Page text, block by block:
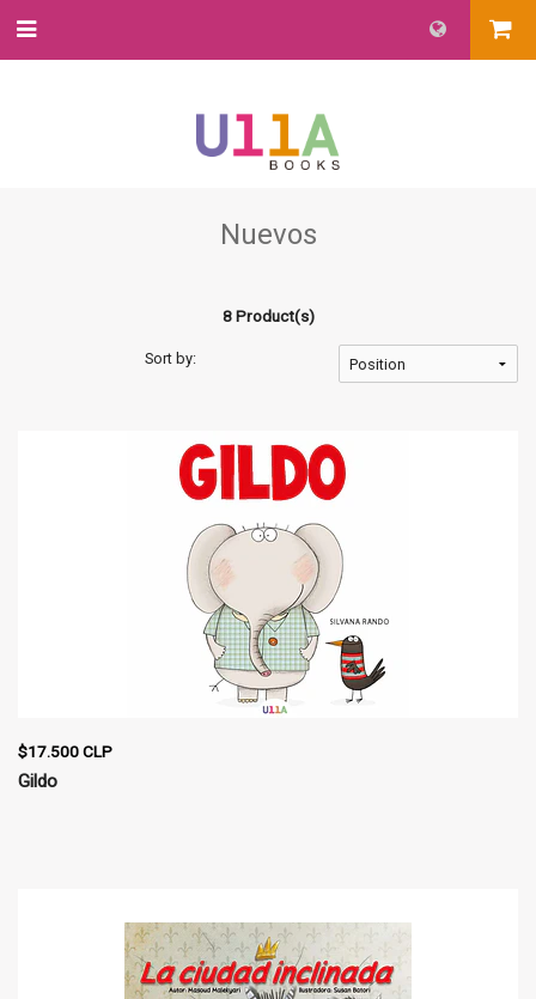
Nuevos
8 Product(s)
Sort by:
$17.500 CLP
Gildo